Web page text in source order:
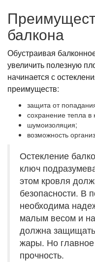
балкона
Обустраивая
увеличить полезную
начинается с
преимуществ:
защита от
сохранение тепла в
шумоизоляция;
возможность
Остекление
ключ
этом кровля
безопасности. В
необходима
малым весом и
должна
жары. Но главное
прочность.